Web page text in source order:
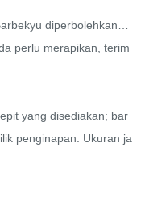
diperbolehkan…
perlu merapikan, terim
yang disediakan; bar
penginapan. Ukuran ja